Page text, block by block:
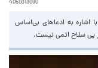
4050313090
اشاره به ادعاهای بی‌اساس
پی سلاح اتمی نیست.